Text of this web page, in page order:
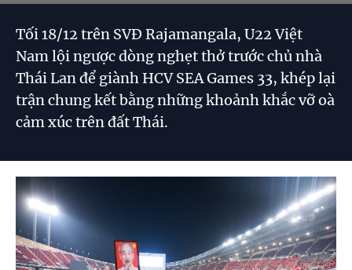
Tối 18/12 trên SVĐ Rajamangala, U22 Việt
Nam lội ngược dòng nghẹt thở trước chủ nhà
Thái Lan để giành HCV SEA Games 33, khép lại
trận chung kết bằng những khoảnh khắc vỡ oà
cảm xúc trên đất Thái.